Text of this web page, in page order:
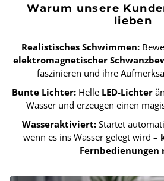
Warum unsere
lieben
Realistisches Schwimmen:
elektromagnetischer
faszinieren und ihre
Bunte Lichter: Helle LED-Lichter
Wasser und erzeugen einen
Wasseraktiviert:Startet
wenn es ins Wasser gelegt wird –
Fernbedienungen